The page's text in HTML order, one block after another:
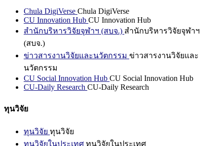
Chula DigiVerse Chula DigiVerse
CU Innovation Hub CU Innovation Hub
สำนักบริหารวิจัยจุฬาฯ (สบจ.) สำนักบริหารวิจัยจุฬาฯ
(สบจ.)
ข่าวสารงานวิจัยและนวัตกรรม ข่าวสารงานวิจัยและ
นวัตกรรม
CU Social Innovation Hub CU Social Innovation Hub
CU-Daily Research CU-Daily Research
ทุนวิจัย
ทุนวิจัย ทุนวิจัย
ทุนวิจัยในประเทศ ทุนวิจัยในประเทศ